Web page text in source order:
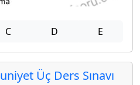
C D E
Üç Ders Sınavı